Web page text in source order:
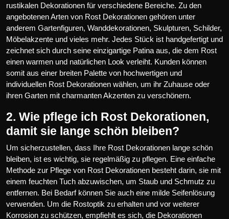
rustikalen Dekorationen für verschiedene Bereiche. Zu den
angebotenen Arten von Rost Dekorationen gehören unter
anderem Gartenfiguren, Wanddekorationen, Skulpturen, Schilder,
Möbelakzente und vieles mehr. Jedes Stück ist handgefertigt und
zeichnet sich durch seine einzigartige Patina aus, die dem Rost
einen warmen und natürlichen Look verleiht. Kunden können
somit aus einer breiten Palette von hochwertigen und
individuellen Rost Dekorationen wählen, um ihr Zuhause oder
ihren Garten mit charmanten Akzenten zu verschönern.
2. Wie pflege ich Rost Dekorationen,
damit sie lange schön bleiben?
Um sicherzustellen, dass Ihre Rost Dekorationen lange schön
bleiben, ist es wichtig, sie regelmäßig zu pflegen. Eine einfache
Methode zur Pflege von Rost Dekorationen besteht darin, sie mit
einem feuchten Tuch abzuwischen, um Staub und Schmutz zu
entfernen. Bei Bedarf können Sie auch eine milde Seifenlösung
verwenden. Um die Rostoptik zu erhalten und vor weiterer
Korrosion zu schützen, empfiehlt es sich, die Dekorationen